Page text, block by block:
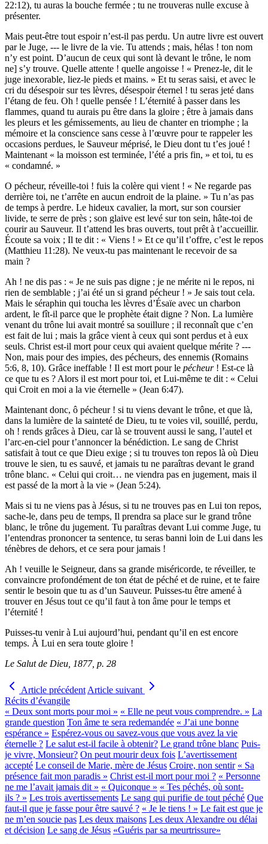
22:12), tu auras la bouche fermée ; tu ne trouveras nulle excuse à
présenter.
Mais peut-être tout espoir n’est-il pas perdu. Un autre livre est ouvert
par le Juge, --- le livre de la vie. Tu attends ; mais, hélas ! ton nom
n’y est point. D’aucun de ceux qui sont là devant le trône, le nom
ne] s’y trouve. Quelle attente ! quelle angoisse ! « Prenez-le, dit le
juge inexorable, liez-le pieds et mains. » Et tu seras saisi, et avec le
cri du désespoir sur tes lèvres, désespoir éternel ! tu seras jeté dans
l’étang de feu. Oh ! quelle pensée ! L’éternité à passer dans les
flammes, quand tu aurais pu être dans la gloire ; être à jamais dans
les pleurs et les gémissements, au lieu de chanter en triomphe ; la
mémoire et la conscience sans cesse à l’œuvre pour te rappeler les
occasions perdues, le Sauveur méprisé, le Dieu dont tu t’es joué !
Maintenant « la moisson est terminée, l’été a pris fin, » et toi, tu es
« condamné. »
O pécheur, réveille-toi ! fuis la colère qui vient ! « Ne regarde pas
derrière toi, ne t’arrête en aucun endroit de la plaine. » Tu n’as pas
de temps à perdre. Le hideux cavalier, la mort, sur son coursier
livide, te serre de près ; son glaive est levé sur ton sein, hâte-toi de
courir au Sauveur. Il t’attend les bras ouverts, tout prêt à t’accueillir.
Écoute sa voix ; Il te dit : « Viens ! » Et ce qu’il t’offre, c’est le repos
(Matthieu 11:28). Ne veux-tu pas maintenant le recevoir de sa
main ?
Ah ! ne dis pas : « Je ne suis pas digne ; je ne mérite ni le repos, ni
rien de semblable ; j’ai été un si grand pécheur ! » Je sais tout cela.
Mais le séraphin qui toucha les lèvres d’Ésaïe avec un charbon
ardent, le fît-il parce que le prophète était digne ? Non. La lumière
venant du trône lui avait montré sa souillure ; il reconnaît que c’en
est fait de lui ; mais la grâce vient à ceux qui sont perdus et à eux
seuls. Christ est-il mort pour ceux qui avaient quelque mérite ? ---
Non, mais pour des impies, des pécheurs, des ennemis (Romains
5:6, 8, 10). Grâce ineffable ! Il est mort pour le pécheur! Est-ce là
ce que tu es ? Alors il est mort pour toi, et Lui-même te dit : « Celui
qui Croit en moi a la vie éternelle » (Jean 6:47).
Maintenant donc, ô pécheur ! si tu viens devant le trône, et que là,
dans la lumière de la sainteté de Dieu, tu te voies vil, souillé, perdu,
oh ! rends grâces à Dieu, car là se trouvent aussi le sang, l’autel et
l’arc-en-ciel pour t’annoncer la bénédiction. Le sang de Christ
satisfait à tout ce que Dieu exige ; si tu trouves ton repos là où Dieu
trouve le sien, tu es sauvé, et jamais tu ne paraîtras devant le grand
trône blanc. « Celui qui croit… ne viendra pas en jugement, mais il
est passé de la mort à la vie » (Jean 5:24).
Mais si tu ne viens pas à Jésus, si tu ne trouves pas en Lui ton repos,
sache-le, dans peu de temps, Il prendra sa place sur le grand trône
blanc, le trône du jugement. Tu paraîtras devant Lui comme Juge, tu
l’entendras prononcer ta sentence, tu seras banni loin de Lui dans les
ténèbres de dehors, et ce sera pour jamais !
Ah ! veuille le Seigneur, dans sa grande miséricorde, te réveiller, te
convaincre profondément de ton état de péché et de ruine, et te faire
sentir le besoin que tu as d’un Sauveur. Puisses-tu être amené à
trouver en Jésus tout ce qu’il faut à ton âme pour le temps et
l’éternité !
Puisses-tu venir à Lui aujourd’hui, pendant qu’il en est encore
temps. À Lui en sera toute gloire !
Le Salut de Dieu, 1877, p. 28
Article précédent Article suivant
Récits d’évangile
« Deux sont morts pour moi » « Elle ne peut vous comprendre. » La
grande question Ton âme te sera redemandée « J’ai une bonne
espérance » Espérez-vous ou savez-vous que vous avez la vie
éternelle ? Le salut est-il facile à obtenir? Le grand trône blanc Puis-
je vivre, Monsieur? On peut mourir deux fois L’avertissement
accepté Le conseil de Marie, mère de Jésus Croire, non sentir « Sa
présence fait mon paradis » Christ est-il mort pour moi ? « Personne
ne me l’avait jamais dit » « Quiconque » « Tes péchés, où sont-
ils ? » Les trois avertissements Le sang qui purifie de tout péché Que
faut-il que je fasse pour être sauvé ? « Je le tiens ! » Le fait est que je
ne m’en soucie pas Les deux maisons Les deux Alexandre ou délai
et décision Le sang de Jésus «Guéris par sa meurtrissure»